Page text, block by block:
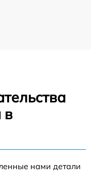
в
нами детали